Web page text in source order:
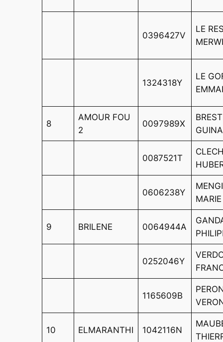
0396427V
LE
1324318Y
LE
8
AMOUR FOU
2
0097989X
BREST
0087521T
0606238Y
MARIE
9 BRILENE 0064944A
0252046Y
1165609B
10 ELMARANTHI 1042116N